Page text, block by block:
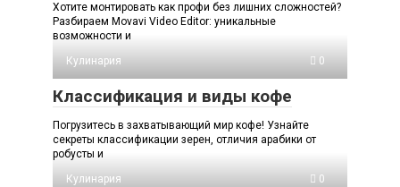
Хотите монтировать как профи без лишних сложностей?
Разбираем Movavi Video Editor: уникальные
возможности и
Кулинария
0
Классификация и виды кофе
Погрузитесь в захватывающий мир кофе! Узнайте
секреты классификации зерен, отличия арабики от
робусты и
Кулинария
0